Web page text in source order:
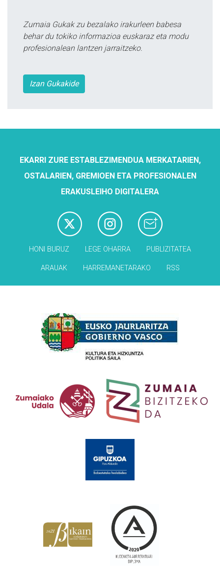
Zumaia Gukak zu bezalako irakurleen babesa
behar du tokiko informazioa euskaraz eta modu
profesionalean lantzen jarraitzeko.
Izan Gukakide
EKARRI ZURE ESTABLEZIMENDUA MERKATARIEN,
OSTALARIEN, GREMIOEN ETA PROFESIONALEN
ERAKUSLEIHO DIGITALERA
HONI BURUZ LEGE OHARRA PUBLIZITATEA
ARAUAK HARREMANETARAKO RSS